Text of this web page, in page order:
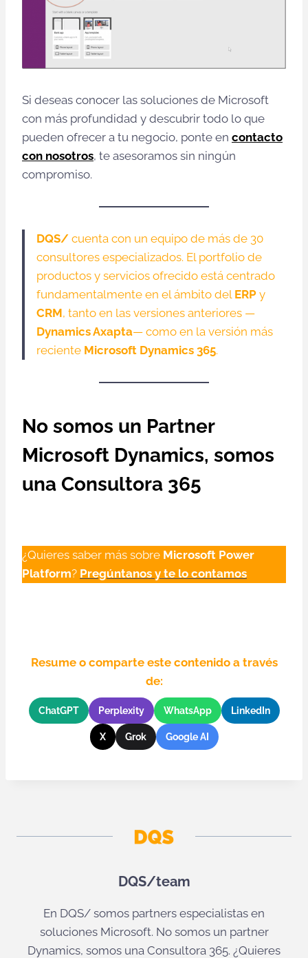
Si deseas conocer las soluciones de Microsoft
con más profundidad y descubrir todo lo que
pueden ofrecer a tu negocio, ponte en contacto
con nosotros, te asesoramos sin ningún
compromiso.
DQS/ cuenta con un equipo de más de 30
consultores especializados. El portfolio de
productos y servicios ofrecido está centrado
fundamentalmente en el ámbito del ERP y
CRM, tanto en las versiones anteriores —
Dynamics Axapta— como en la versión más
reciente Microsoft Dynamics 365.
No somos un Partner
Microsoft Dynamics, somos
una Consultora 365
¿Quieres saber más sobre Microsoft Power
Platform? Pregúntanos y te lo contamos
Resume o comparte este contenido a través
de:
ChatGPT Perplexity WhatsApp LinkedIn
X Grok Google AI
DQS/team
En DQS/ somos partners especialistas en
soluciones Microsoft. No somos un partner
Dynamics, somos una Consultora 365. ¿Quieres